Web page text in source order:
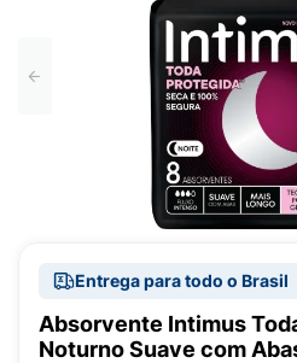
Entrega para todo o Brasil
Absorvente Intimus
Noturno Suave com